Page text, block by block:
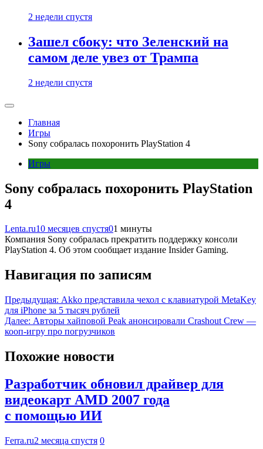
2 недели спустя
Зашел сбоку: что Зеленский на
самом деле увез от Трампа
2 недели спустя
Главная
Игры
Sony собралась похоронить PlayStation 4
Игры
Sony собралась похоронить PlayStation
4
Lenta.ru10 месяцев спустя01 минуты
Компания Sony собралась прекратить поддержку консоли
PlayStation 4. Об этом сообщает издание Insider Gaming.
Навигация по записям
Предыдущая: Akko представила чехол с клавиатурой MetaKey
для iPhone за 5 тысяч рублей
Далее: Авторы хайповой Peak анонсировали Crashout Crew —
кооп-игру про погрузчиков
Похожие новости
Разработчик обновил драйвер для
видеокарт AMD 2007 года
с помощью ИИ
Ferra.ru2 месяца спустя 0